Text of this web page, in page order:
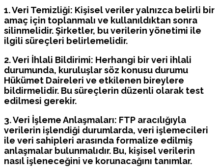
1. Veri Temizliği: Kişisel veriler yalnızca belirli bir
amaç için toplanmalı ve kullanıldıktan sonra
silinmelidir. Şirketler, bu verilerin yönetimi ile
ilgili süreçleri belirlemelidir.
2. Veri İhlali Bildirimi: Herhangi bir veri ihlali
durumunda, kuruluşlar söz konusu durumu
Hükümet Daireleri ve etkilenen bireylere
bildirmelidir. Bu süreçlerin düzenli olarak test
edilmesi gerekir.
3. Veri İşleme Anlaşmaları: FTP aracılığıyla
verilerin işlendiği durumlarda, veri işlemecileri
ile veri sahipleri arasında formalize edilmiş
anlaşmalar bulunmalıdır. Bu, kişisel verilerin
nasıl işleneceğini ve korunacağını tanımlar.